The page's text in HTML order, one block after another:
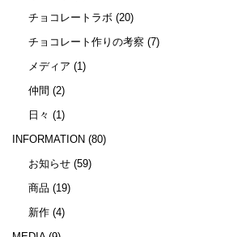
チョコレートラボ(20)
チョコレート作りの考察 (7)
メディア (1)
仲間 (2)
日々 (1)
INFORMATION (80)
お知らせ(59)
商品 (19)
新作(4)